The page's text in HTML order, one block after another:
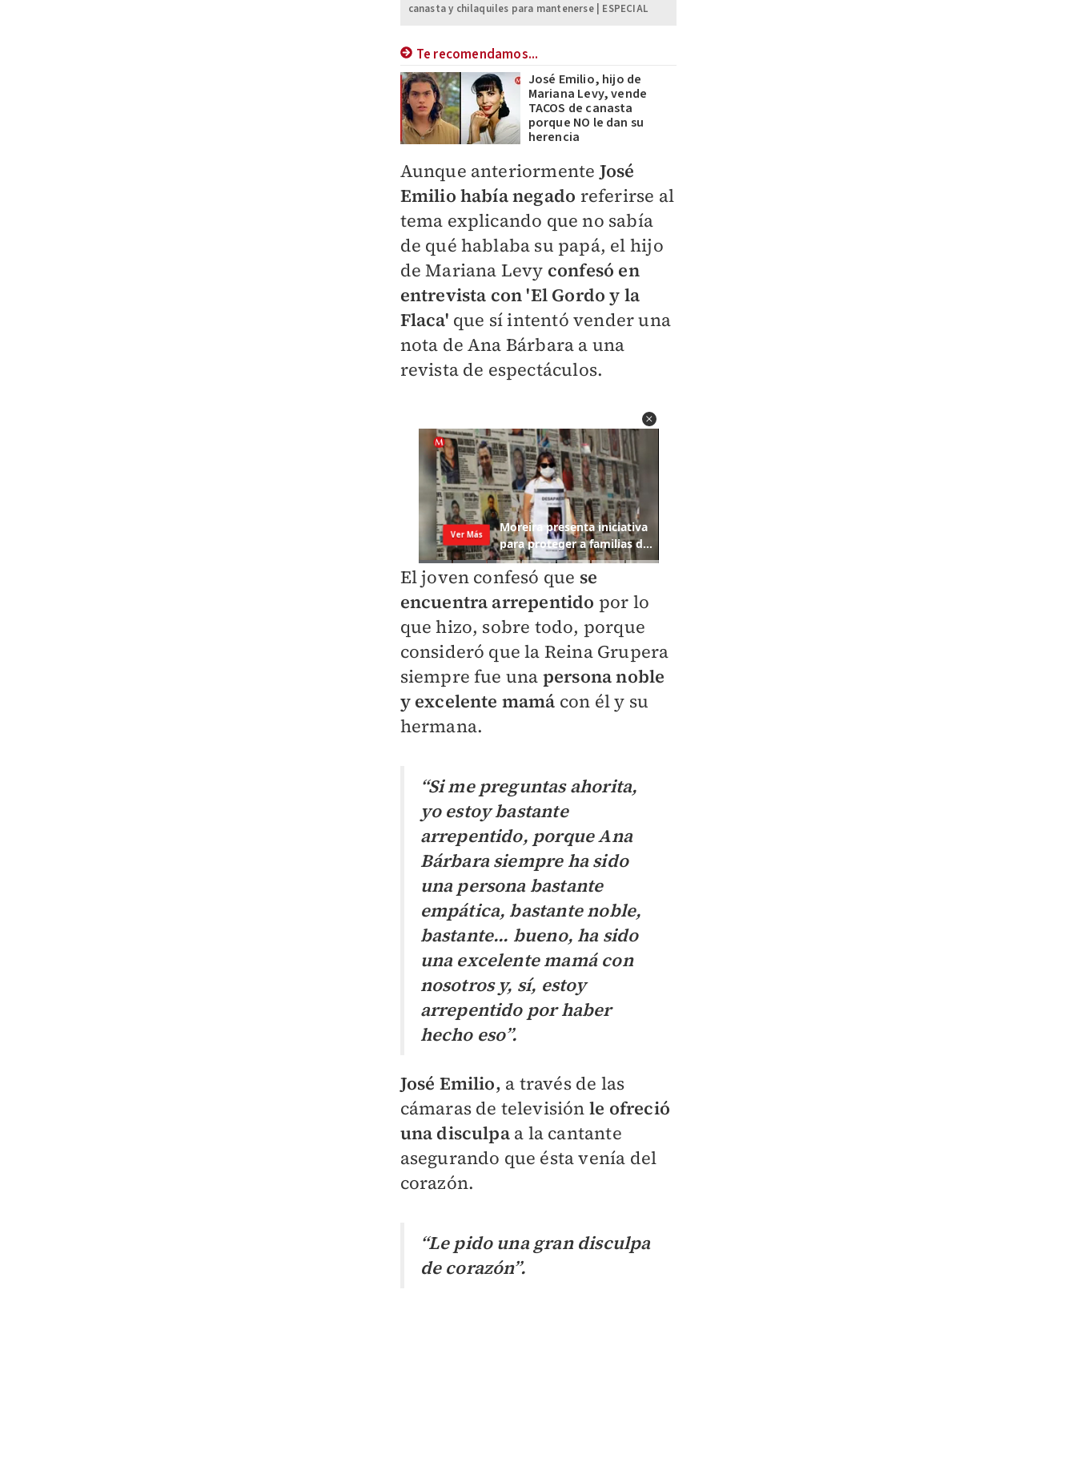
canasta y chilaquiles para mantenerse | ESPECIAL
Te recomendamos...
José Emilio, hijo de
Mariana Levy, vende
TACOS de canasta
porque NO le dan su
herencia
Aunque anteriormente José
Emilio había negado referirse al
tema explicando que no sabía
de qué hablaba su papá, el hijo
de Mariana Levy confesó en
entrevista con 'El Gordo y la
Flaca' que sí intentó vender una
nota de Ana Bárbara a una
revista de espectáculos.
El joven confesó que se
encuentra arrepentido por lo
que hizo, sobre todo, porque
consideró que la Reina Grupera
siempre fue una persona noble
y excelente mamá con él y su
hermana.
“Si me preguntas ahorita,
yo estoy bastante
arrepentido, porque Ana
Bárbara siempre ha sido
una persona bastante
empática, bastante noble,
bastante... bueno, ha sido
una excelente mamá con
nosotros y, sí, estoy
arrepentido por haber
hecho eso”.
José Emilio, a través de las
cámaras de televisión le ofreció
una disculpaa la cantante
asegurando que ésta venía del
corazón.
“Le pido una gran disculpa
de corazón”.